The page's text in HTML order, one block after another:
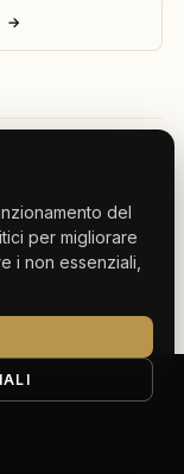
→
Gran Canaria
(MI)
del
per migliorare
i non essenziali,